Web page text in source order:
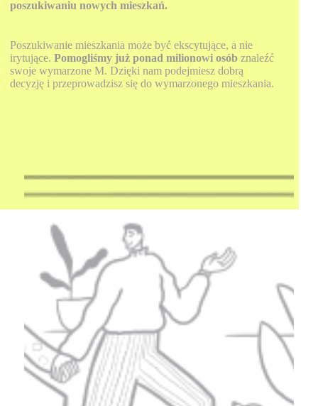
poszukiwaniu nowych mieszkań.
Poszukiwanie mieszkania może być ekscytujące, a nie
irytujące.Pomogliśmy już ponad milionowi osób znaleźć
swoje wymarzone M. Dzięki nam podejmiesz dobrą
decyzję i przeprowadzisz się do wymarzonego mieszkania.